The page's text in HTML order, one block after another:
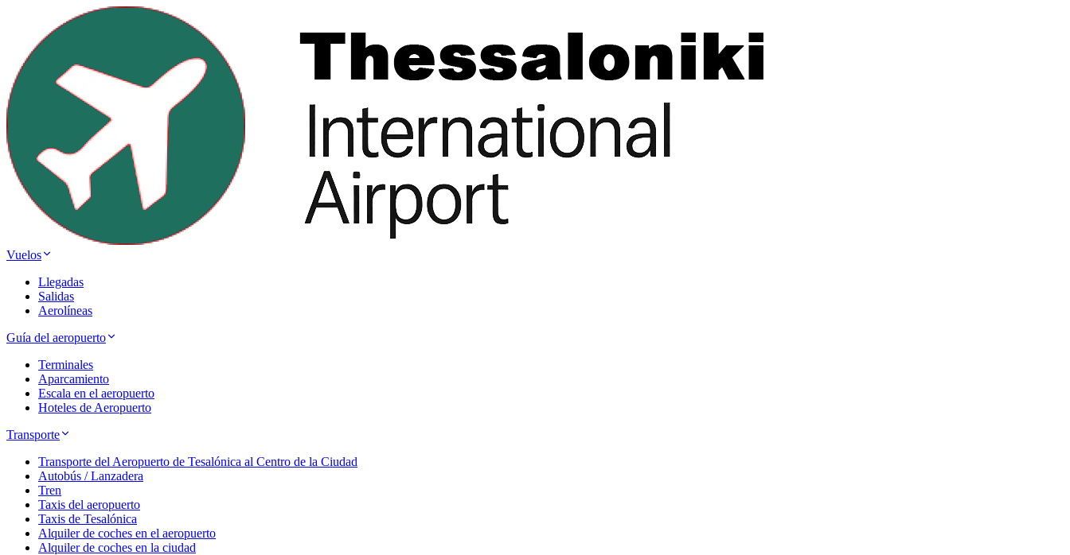
Vuelos
Llegadas
Salidas
Aerolíneas
Guía del aeropuerto
Terminales
Aparcamiento
Escala en el aeropuerto
Hoteles de Aeropuerto
Transporte
Transporte del Aeropuerto de Tesalónica al Centro de la Ciudad
Autobús / Lanzadera
Tren
Taxis del aeropuerto
Taxis de Tesalónica
Alquiler de coches en el aeropuerto
Alquiler de coches en la ciudad